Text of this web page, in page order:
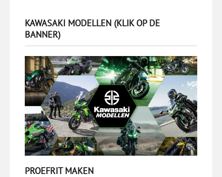
KAWASAKI MODELLEN (KLIK OP DE
BANNER)
PROEFRIT MAKEN